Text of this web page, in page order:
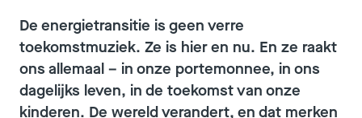
De energietransitie is geen verre
toekomstmuziek. Ze is hier en nu. En ze raakt
ons allemaal – in onze portemonnee, in ons
dagelijks leven, in de toekomst van onze
kinderen. De wereld verandert, en dat merken